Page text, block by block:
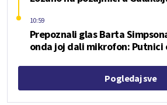
Prepoznali glas Barta
onda joj dali mikrofon: Putnici
10:59
Pogledaj sve